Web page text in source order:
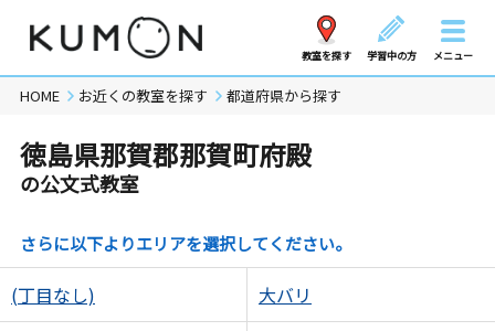
教室を探す 学習中の方 メニュー
HOME お近くの教室を探す 都道府県から探す
徳島県那賀郡那賀町府殿
の公文式教室
さらに以下よりエリアを選択してください。
(丁目なし) 大バリ